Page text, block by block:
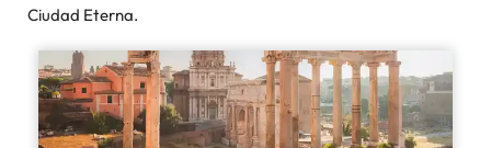
Ciudad Eterna.